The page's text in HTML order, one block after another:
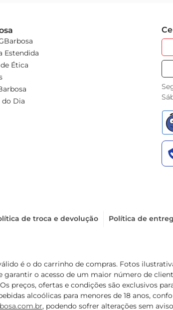
Estendida
Ética
do Dia
de troca e devolução Política de
é o do carrinho de compras. Fotos
garantir o acesso de um maior número de
preços, ofertas e condições são exclusivos
alcoólicas para menores de 18 anos,
, podendo sofrer alterações sem